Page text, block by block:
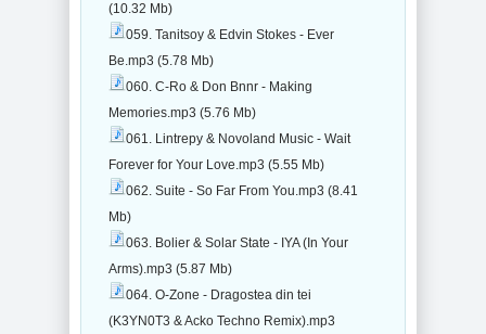
(10.32 Mb)
059. Tanitsoy & Edvin Stokes - Ever
Be.mp3 (5.78 Mb)
060. C-Ro & Don Bnnr - Making
Memories.mp3 (5.76 Mb)
061. Lintrepy & Novoland Music - Wait
Forever for Your Love.mp3 (5.55 Mb)
062. Suite - So Far From You.mp3 (8.41
Mb)
063. Bolier & Solar State - IYA (In Your
Arms).mp3 (5.87 Mb)
064. O-Zone - Dragostea din tei
(K3YN0T3 & Acko Techno Remix).mp3